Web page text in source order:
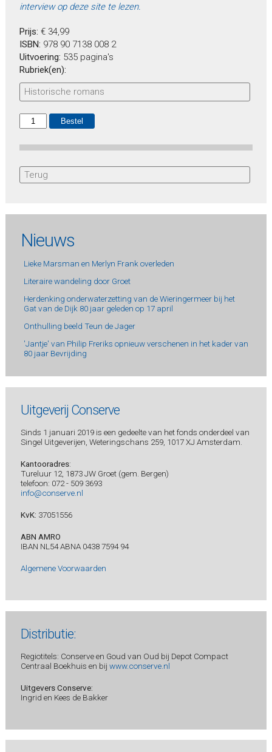
interview op deze site te lezen.
Prijs: € 34,99
ISBN: 978 90 7138 008 2
Uitvoering: 535 pagina's
Rubriek(en):
Historische romans
Terug
Nieuws
Lieke Marsman en Merlyn Frank overleden
Literaire wandeling door Groet
Herdenking onderwaterzetting van de Wieringermeer bij het
Gat van de Dijk 80 jaar geleden op 17 april
Onthulling beeld Teun de Jager
'Jantje' van Philip Freriks opnieuw verschenen in het kader van
80 jaar Bevrijding
Uitgeverij Conserve
Sinds 1 januari 2019 is een gedeelte van het fonds onderdeel van
Singel Uitgeverijen, Weteringschans 259, 1017 XJ Amsterdam.
Kantooradres:
Tureluur 12, 1873 JW Groet (gem. Bergen)
telefoon: 072 - 509 3693
info@conserve.nl
KvK: 37051556
ABN AMRO
IBAN NL54 ABNA 0438 7594 94
Algemene Voorwaarden
Distributie:
Regiotitels: Conserve en Goud van Oud bij Depot Compact
Centraal Boekhuis en bij www.conserve.nl
Uitgevers Conserve:
Ingrid en Kees de Bakker